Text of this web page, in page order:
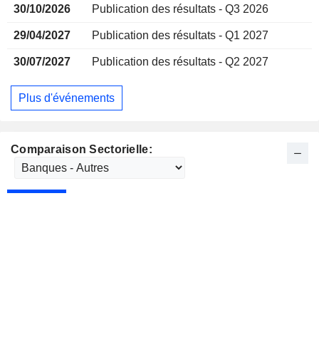
30/10/2026 Publication des résultats - Q3 2026
29/04/2027 Publication des résultats - Q1 2027
30/07/2027 Publication des résultats - Q2 2027
Plus d'événements
Comparaison Sectorielle: